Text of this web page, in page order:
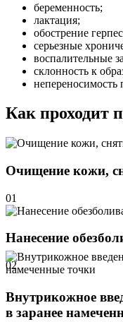
беременность;
лактация;
обострение
серьезные
воспалительные
склонность к
Как проходит
Очищение кожи,
01
Нанесение
02
Внутрикожное
в заранее